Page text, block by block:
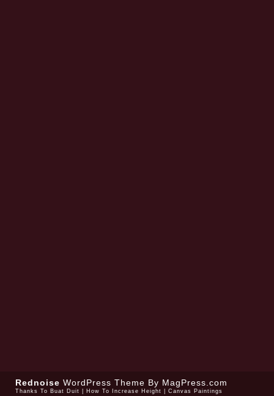
Rednoise WordPress Theme By MagPress.com
Thanks To Buat Duit How To Increase Height Canvas Paintings